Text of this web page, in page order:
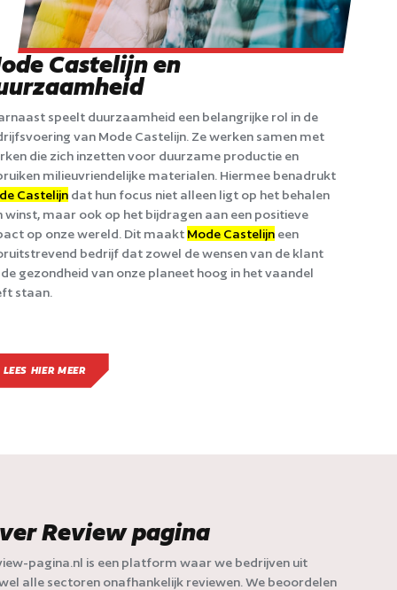
Castelijn en
speelt duurzaamheid een belangrijke rol in de
van Mode Castelijn. Ze werken samen met
die zich inzetten voor duurzame productie en
milieuvriendelijke materialen. Hiermee benadrukt
Castelijndat hun focus niet alleen ligt op het behalen
winst, maar ook op het bijdragen aan een positieve
op onze wereld. Dit maakt Mode Castelijneen
bedrijf dat zowel de wensen van de klant
gezondheid van onze planeet hoog in het vaandel
staan.
LEES HIER MEER
Review pagina
pagina.nl is een platform waar we bedrijven uit
alle sectoren onafhankelijk reviewen. We beoordelen